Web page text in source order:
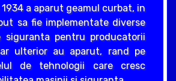
1934 a aparut geamul curbat, in
sa fie implementate diverse
siguranta pentru producatorii
ulterior au aparut, rand pe
de tehnologii care cresc